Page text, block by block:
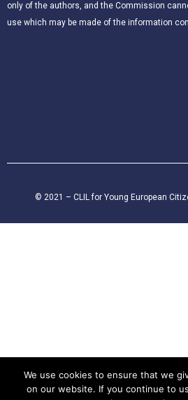
only of the authors, and the Commission
use which may be made of the information
© 2021 – CLIL for Young European
We use cookies to ensure that we
on our website. If you continue to